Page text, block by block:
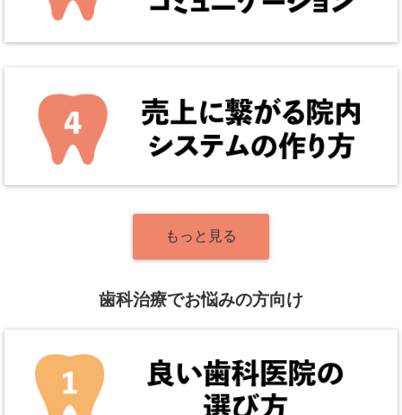
もっと見る
歯科治療でお悩みの方向け